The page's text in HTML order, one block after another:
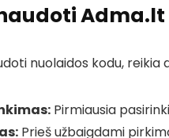
nuolaidos kodu,
Pirmiausia
Prieš užbaigdami